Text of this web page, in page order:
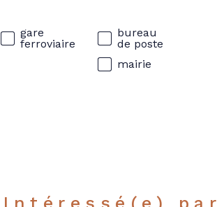
gare
ferroviaire
bureau
de poste
mairie